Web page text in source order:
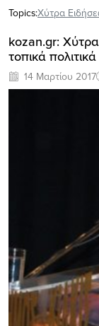
Topics:Xύτρα
kozan.gr:
τοπικά
14 Μαρτίου 2017